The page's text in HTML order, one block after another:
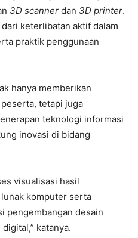
3D scanner dan 3D printer.
keterlibatan aktif dalam
praktik penggunaan
hanya memberikan
tetapi juga
teknologi informasi
inovasi di bidang
visualisasi hasil
komputer serta
pengembangan desain
katanya.